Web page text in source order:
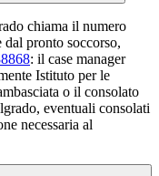
chiama il numero
pronto soccorso,
: il case manager
Istituto per le
o il consolato
eventuali consolati
necessaria al